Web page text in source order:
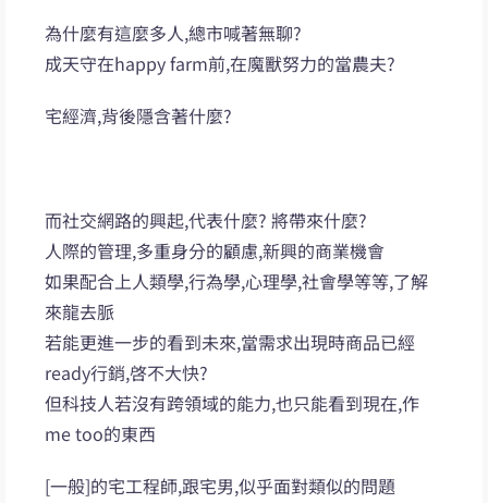
為什麼有這麼多人,總市喊著無聊?
成天守在happy farm前,在魔獸努力的當農夫?
宅經濟,背後隱含著什麼?
而社交網路的興起,代表什麼? 將帶來什麼?
人際的管理,多重身分的顧慮,新興的商業機會
如果配合上人類學,行為學,心理學,社會學等等,了解
來龍去脈
若能更進一步的看到未來,當需求出現時商品已經
ready行銷,啓不大快?
但科技人若沒有跨領域的能力,也只能看到現在,作
me too的東西
[一般]的宅工程師,跟宅男,似乎面對類似的問題